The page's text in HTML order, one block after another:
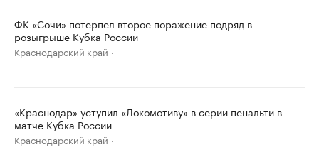
ФК «Сочи» потерпел второе поражение подряд в
розыгрыше Кубка России
Краснодарский край
«Краснодар» уступил «Локомотиву» в серии пенальти в
матче Кубка России
Краснодарский край